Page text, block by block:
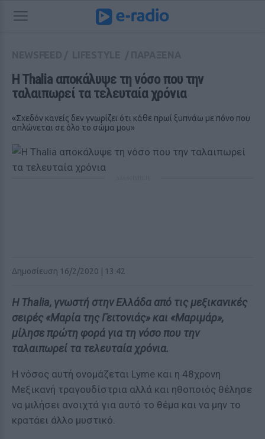
H Thalia αποκάλυψε τη νόσο που την
ταλαιπωρεί τα τελευταία χρόνια
«Σχεδόν κανείς δεν γνωρίζει ότι κάθε πρωί ξυπνάω με πόνο που
απλώνεται σε όλο το σώμα μου»
Δημοσίευση 16/2/2020 | 13:42
Η Thalia, γνωστή στην Ελλάδα από τις μεξικανικές
σειρές «Μαρία της Γειτονιάς» και «Μαριμάρ»,
μίλησε πρώτη φορά για τη νόσο που την
ταλαιπωρεί τα τελευταία χρόνια.
Η νόσος αυτή ονομάζεται Lyme και η 48χρονη
Μεξικανή τραγουδίστρια αλλά και ηθοποιός θέλησε
να μιλήσει ανοιχτά για αυτό το θέμα και να μην το
κρατάει άλλο μυστικό.